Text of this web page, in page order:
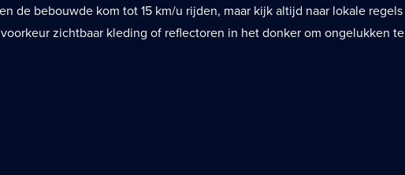
de bebouwde kom tot 15 km/u rijden, maar kijk altijd naar lokale regels
zichtbaar kleding of reflectoren in het donker om ongelukken te